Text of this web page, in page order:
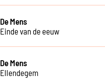
De Mens
Einde van de eeuw
De Mens
Ellendegem